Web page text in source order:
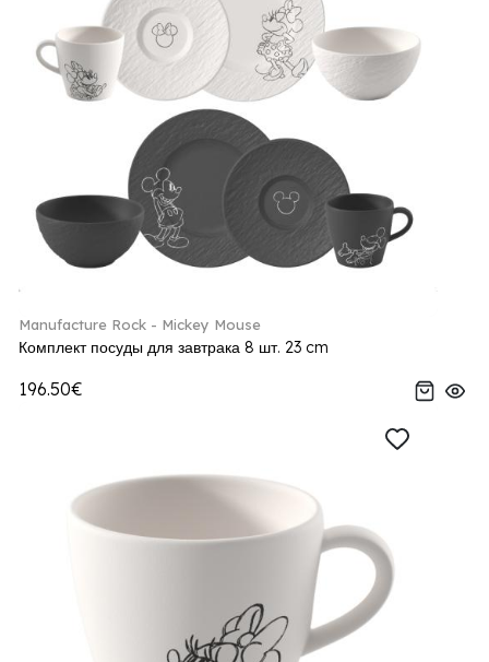
Manufacture Rock - Mickey Mouse
Комплект посуды для завтрака 8 шт. 23 cm
196.50€